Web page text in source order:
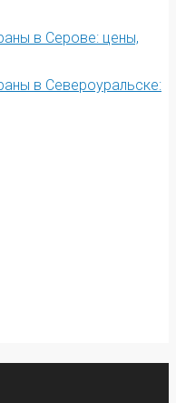
в Серове: цены,
в Североуральске: